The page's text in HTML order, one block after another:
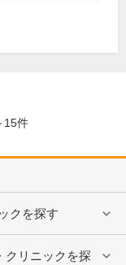
15件
クを探す
クリニックを探